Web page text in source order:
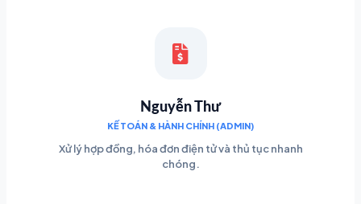
Nguyễn Thư
KẾ TOÁN & HÀNH CHÍNH (ADMIN)
Xử lý hợp đồng, hóa đơn điện tử và thủ tục nhanh
chóng.